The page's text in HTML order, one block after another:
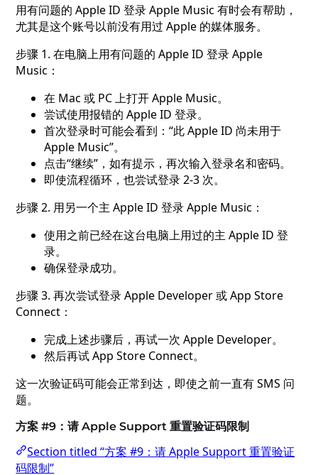
用有问题的 Apple ID 登录 Apple Music 有时会有帮助，
尤其是这个账号以前没有用过 Apple 的媒体服务。
步骤 1. 在电脑上用有问题的 Apple ID 登录 Apple
Music：
在 Mac 或 PC 上打开 Apple Music。
尝试使用报错的 Apple ID 登录。
首次登录时可能会看到：“此 Apple ID 尚未用于
Apple Music”。
点击“继续”，如有提示，再次输入登录名和密码。
即使流程循环，也尝试登录 2-3 次。
步骤 2. 用另一个主 Apple ID 登录 Apple Music：
使用之前已经在这台电脑上用过的主 Apple ID 登
录。
确保登录成功。
步骤 3. 再次尝试登录 Apple Developer 或 App Store
Connect：
完成上述步骤后，再试一次 Apple Developer。
然后再试 App Store Connect。
这一次验证码可能会正常到达，即使之前一直有 SMS 问
题。
方案 #9：请 Apple Support 重置验证码限制
Section titled “方案 #9：请 Apple Support 重置验证
码限制”